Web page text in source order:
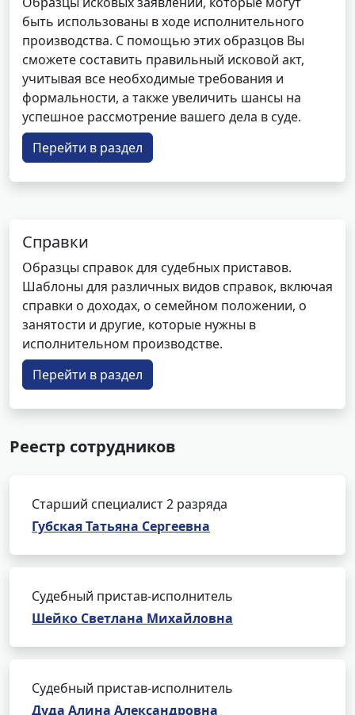
быть использованы в ходе исполнительного
производства. С помощью этих образцов Вы
сможете составить правильный исковой акт,
учитывая все необходимые требования и
формальности, а также увеличить шансы на
успешное рассмотрение вашего дела в суде.
Перейти в раздел
Справки
Образцы справок для судебных приставов.
Шаблоны для различных видов справок, включая
справки о доходах, о семейном положении, о
занятости и другие, которые нужны в
исполнительном производстве.
Перейти в раздел
Реестр сотрудников
Старший специалист 2 разряда
Губская Татьяна Сергеевна
Судебный пристав-исполнитель
Шейко Светлана Михайловна
Судебный пристав-исполнитель
Дуда Алина Александровна